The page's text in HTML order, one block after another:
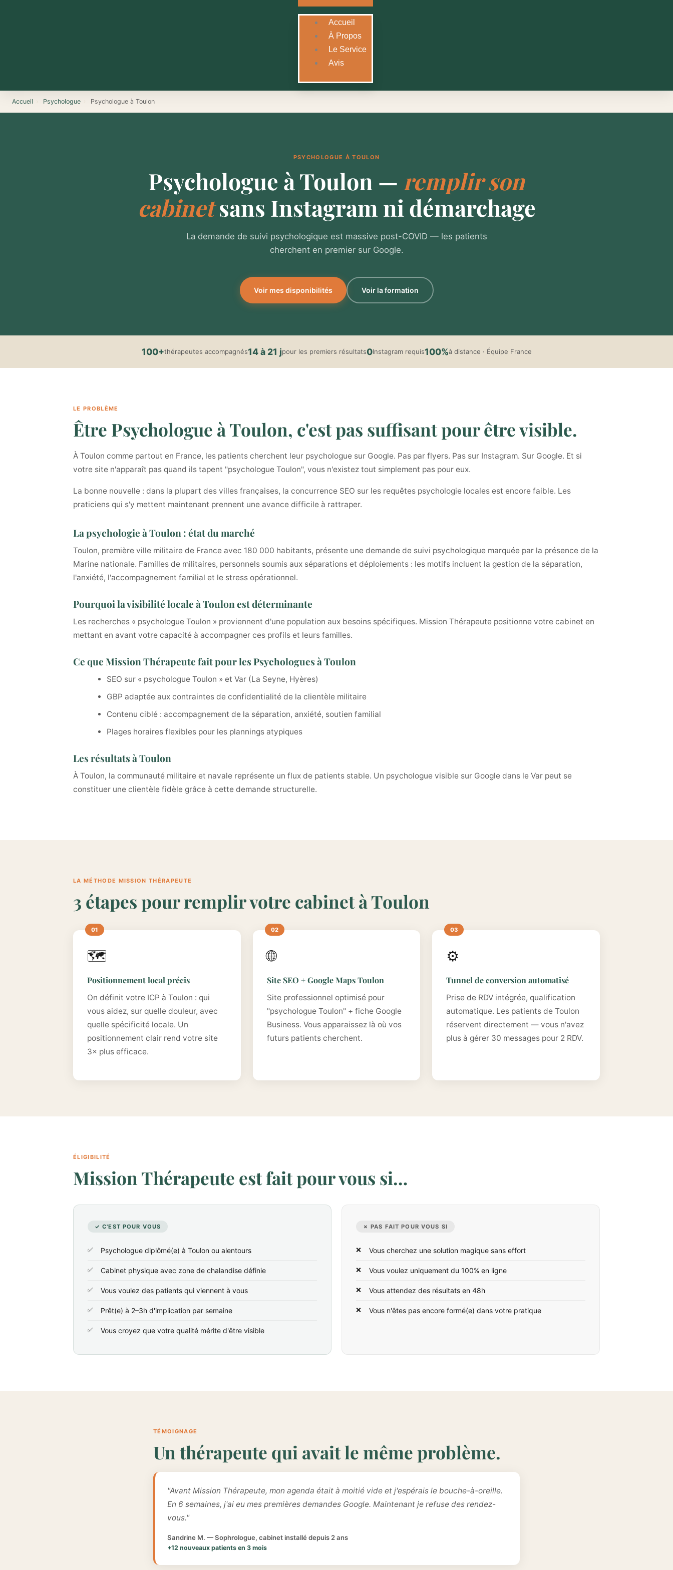
Accueil
À Propos
Le Service
Avis
Accueil Psychologue Psychologue à Toulon
PSYCHOLOGUE À TOULON
Psychologue à Toulon — remplir son
cabinetsans Instagram ni démarchage
La demande de suivi psychologique est massive post-COVID — les patients
cherchent en premier sur Google.
Voir mes disponibilités Voir la formation
100+thérapeutes accompagnés14 à 21 jpour les premiers résultats0Instagram requis100%à distance · Équipe France
LE PROBLÈME
Être Psychologue à Toulon, c'est pas suffisant pour être visible.
À Toulon comme partout en France, les patients cherchent leur psychologue sur Google. Pas par flyers. Pas sur Instagram. Sur Google. Et si
votre site n'apparaît pas quand ils tapent "psychologue Toulon", vous n'existez tout simplement pas pour eux.
La bonne nouvelle : dans la plupart des villes françaises, la concurrence SEO sur les requêtes psychologie locales est encore faible. Les
praticiens qui s'y mettent maintenant prennent une avance difficile à rattraper.
La psychologie à Toulon : état du marché
Toulon, première ville militaire de France avec 180 000 habitants, présente une demande de suivi psychologique marquée par la présence de la
Marine nationale. Familles de militaires, personnels soumis aux séparations et déploiements : les motifs incluent la gestion de la séparation,
l'anxiété, l'accompagnement familial et le stress opérationnel.
Pourquoi la visibilité locale à Toulon est déterminante
Les recherches « psychologue Toulon » proviennent d'une population aux besoins spécifiques. Mission Thérapeute positionne votre cabinet en
mettant en avant votre capacité à accompagner ces profils et leurs familles.
Ce que Mission Thérapeute fait pour les Psychologues à Toulon
SEO sur « psychologue Toulon » et Var (La Seyne, Hyères)
GBP adaptée aux contraintes de confidentialité de la clientèle militaire
Contenu ciblé : accompagnement de la séparation, anxiété, soutien familial
Plages horaires flexibles pour les plannings atypiques
Les résultats à Toulon
À Toulon, la communauté militaire et navale représente un flux de patients stable. Un psychologue visible sur Google dans le Var peut se
constituer une clientèle fidèle grâce à cette demande structurelle.
LA MÉTHODE MISSION THÉRAPEUTE
3 étapes pour remplir votre cabinet à Toulon
🗺️
Positionnement local précis
On définit votre ICP à Toulon : qui
vous aidez, sur quelle douleur, avec
quelle spécificité locale. Un
positionnement clair rend votre site
3× plus efficace.
🌐
Site SEO + Google Maps Toulon
Site professionnel optimisé pour
"psychologue Toulon" + fiche Google
Business. Vous apparaissez là où vos
futurs patients cherchent.
⚙️
Tunnel de conversion automatisé
Prise de RDV intégrée, qualification
automatique. Les patients de Toulon
réservent directement — vous n'avez
plus à gérer 30 messages pour 2 RDV.
ÉLIGIBILITÉ
Mission Thérapeute est fait pour vous si…
✓ C'EST POUR VOUS
Psychologue diplômé(e) à Toulon ou alentours
Cabinet physique avec zone de chalandise définie
Vous voulez des patients qui viennent à vous
Prêt(e) à 2–3h d'implication par semaine
Vous croyez que votre qualité mérite d'être visible
✗ PAS FAIT POUR VOUS SI
Vous cherchez une solution magique sans effort
Vous voulez uniquement du 100% en ligne
Vous attendez des résultats en 48h
Vous n'êtes pas encore formé(e) dans votre pratique
TÉMOIGNAGE
Un thérapeute qui avait le même problème.
"Avant Mission Thérapeute, mon agenda était à moitié vide et j'espérais le bouche-à-oreille.
En 6 semaines, j'ai eu mes premières demandes Google. Maintenant je refuse des rendez-
vous."
Sandrine M. — Sophrologue, cabinet installé depuis 2 ans
+12 nouveaux patients en 3 mois